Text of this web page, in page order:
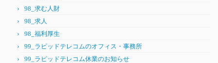
98_求む人財
98_求人
98_福利厚生
99_ラピッドテレコムのオフィス・事務所
99_ラピッドテレコム休業のお知らせ